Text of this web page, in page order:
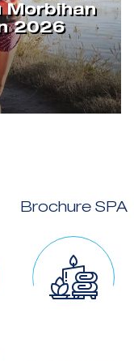
Morbihan
2026
Brochure SPA